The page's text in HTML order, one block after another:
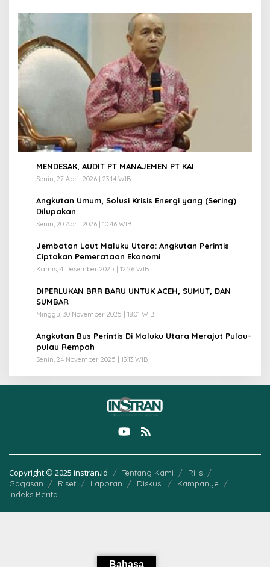
MENDESAK, AUDIT PT MANAJEMEN PT KAI
Senin, 27 April 2026 | 23:14 WIB
Angkutan Umum, Solusi Krisis Energi yang (Sering)
Dilupakan
Senin, 20 April 2026 | 10:46 WIB
Jembatan Laut Maluku Utara: Angkutan Perintis
Ciptakan Pemerataan Ekonomi
Kamis, 4 Desember 2025 | 12:26 WIB
DIPERLUKAN BRR BARU UNTUK ACEH, SUMUT, DAN
SUMBAR
Minggu, 30 November 2025 | 18:01 WIB
Angkutan Bus Perintis Di Maluku Utara Merajut Pulau-
pulau Rempah
Senin, 24 November 2025 | 13:13 WIB
Copyright © 2025 instran.id Tentang Kami
Rilis
Gagasan
Riset Laporan Diskusi
Kampanye
Indeks Berita
Bahasa